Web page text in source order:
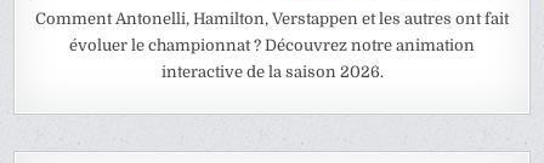
Comment Antonelli, Hamilton, Verstappen et les autres ont fait
évoluer le championnat ? Découvrez notre animation
interactive de la saison 2026.